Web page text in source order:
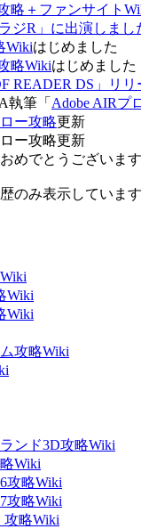
略＋ファンサイト
ジR」に出演しま
Wikiはじめました
略Wikiはじめました
READER DS」リリ
執筆「 Adobe AIRプ
ー攻略更新
ー攻略更新
めでとうございま
のみ表示しています
Wiki
Wiki
攻略Wiki
ンド3D攻略Wiki
Wiki
攻略Wiki
攻略Wiki
攻略Wiki